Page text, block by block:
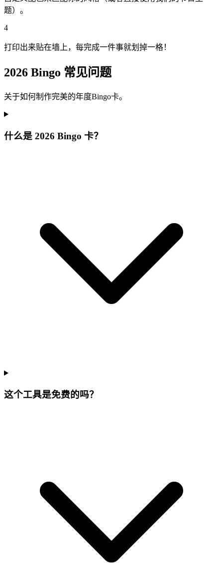
题）。
4
打印出来贴在墙上，每完成一件事就划掉一格！
2026 Bingo 常见问题
关于如何制作完美的年度Bingo卡。
什么是 2026 Bingo 卡？
这个工具是免费的吗？